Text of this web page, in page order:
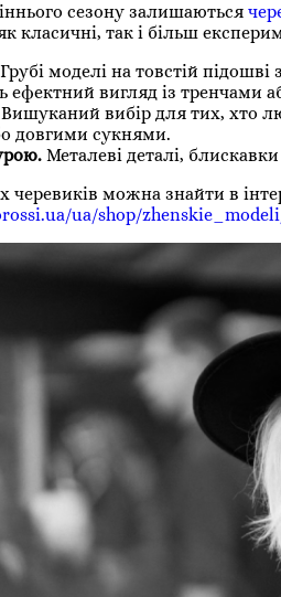
сезону залишаються
так і більш
Грубі моделі на товстій
ефектний вигляд із тренчами
Вишуканий вибір для тих, хто
довгими сукнями.
Металеві деталі,
можна знайти в
ua/shop/